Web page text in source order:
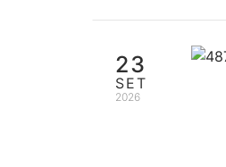
23
SET
2026